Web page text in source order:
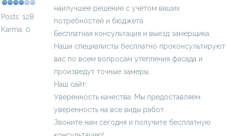
Posts: 128
Karma: 0
наилучшее решение с учетом ваших
потребностей и бюджета.
Бесплатная консультация и выезд замерщика.
Наши специалисты бесплатно проконсультируют
вас по всем вопросам утепления фасада и
произведут точные замеры.
Наш сайт:
Уверенность качества. Мы предоставляем
уверенность на все виды работ.
Звоните нам сегодня и получите бесплатную